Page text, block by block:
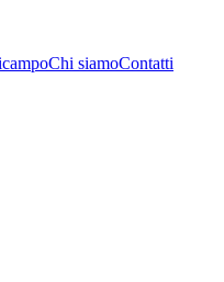
Chi siamoContatti